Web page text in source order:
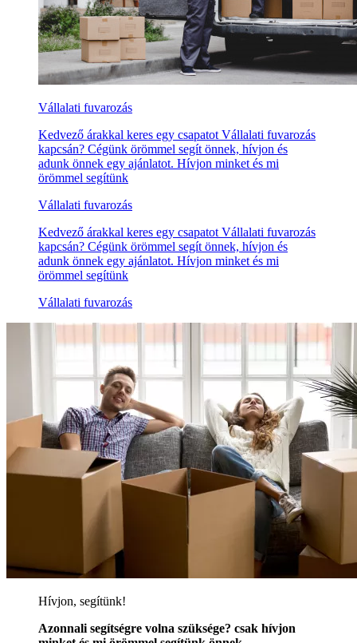
Vállalati fuvarozás
Kedvező árakkal keres egy csapatot Vállalati fuvarozás
kapcsán? Cégünk örömmel segít önnek, hívjon és
adunk önnek egy ajánlatot. Hívjon minket és mi
örömmel segítünk
Vállalati fuvarozás
Kedvező árakkal keres egy csapatot Vállalati fuvarozás
kapcsán? Cégünk örömmel segít önnek, hívjon és
adunk önnek egy ajánlatot. Hívjon minket és mi
örömmel segítünk
Vállalati fuvarozás
Hívjon, segítünk!
Azonnali segítségre volna szüksége? csak hívjon